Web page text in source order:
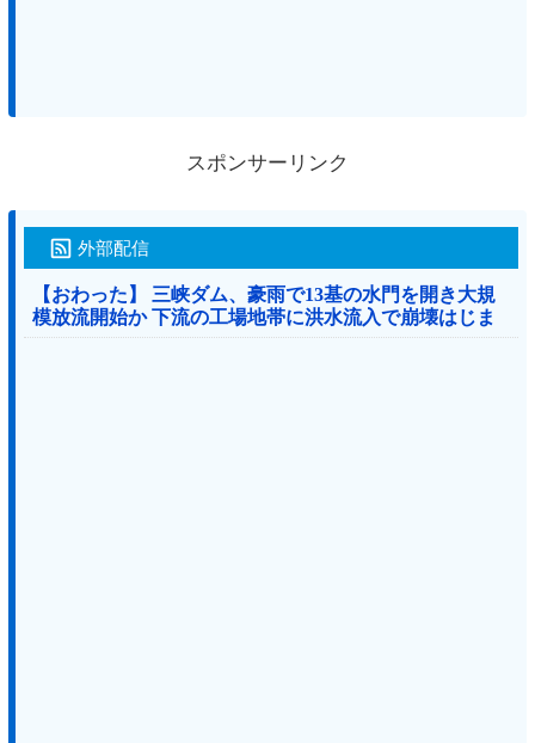
スポンサーリンク
外部配信
【おわった】 三峡ダム、豪雨で13基の水門を開き大規
模放流開始か 下流の工場地帯に洪水流入で崩壊はじま
る